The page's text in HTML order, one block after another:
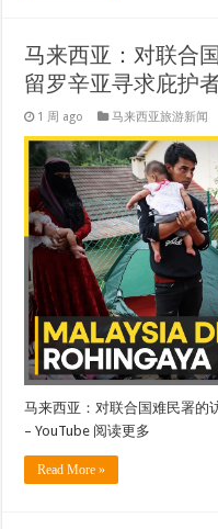
马来西亚：对联合
留罗辛亚寻求庇护
1 周 ago 马来西亚旅游新闻
马来西亚：对联合国难民署的
– YouTube 阅读更多
Read More »